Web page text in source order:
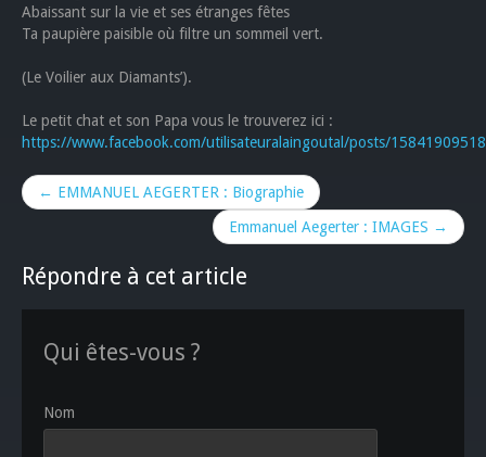
Abaissant sur la vie et ses étranges fêtes
Ta paupière paisible où filtre un sommeil vert.
(Le Voilier aux Diamants’).
Le petit chat et son Papa vous le trouverez ici :
https://www.facebook.com/utilisateuralaingoutal/posts/
← EMMANUEL AEGERTER : Biographie
Emmanuel Aegerter : IMAGES →
Répondre à cet article
Qui êtes-vous ?
Nom